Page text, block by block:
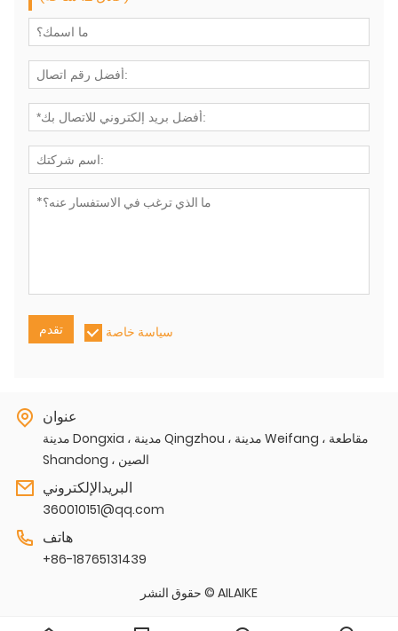
تقدم سياسة خاصة
عنوان
مدينة Dongxia ، مدينة Qingzhou ، مدينة Weifang ، مقاطعة
Shandong ، الصين
البريدالإلكتروني
360010151@qq.com
هاتف
+86-18765131439
حقوق النشر © AILAIKE